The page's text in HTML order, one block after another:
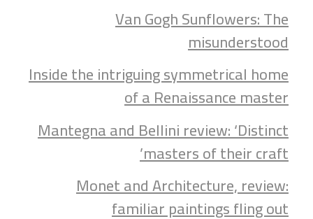
Van Gogh Sunflowers: The
misunderstood
Inside the intriguing symmetrical home
of a Renaissance master
Mantegna and Bellini review: ‘Distinct
masters of their craft’
Monet and Architecture, review:
familiar paintings fling out